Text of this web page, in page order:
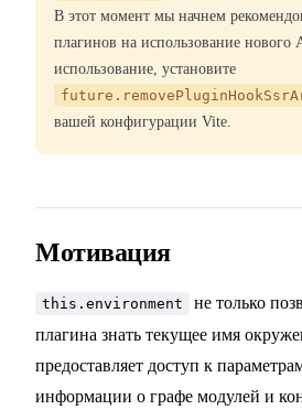
В этот момент мы начнем
плагинов на использование
использование, установите
вашей конфигурации Vite.
Мотивация
this.environment
не только
плагина знать текущее имя
предоставляет доступ к
информации о графе модулей и